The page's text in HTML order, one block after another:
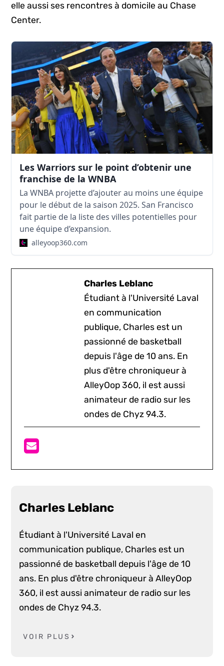
elle aussi ses rencontres à domicile au Chase
Center.
Les Warriors sur le point d’obtenir une
franchise de la WNBA
La WNBA projette d’ajouter au moins une équipe
pour le début de la saison 2025. San Francisco
fait partie de la liste des villes potentielles pour
une équipe d’expansion.
alleyoop360.com
Charles Leblanc
Étudiant à l'Université Laval
en communication
publique, Charles est un
passionné de basketball
depuis l'âge de 10 ans. En
plus d'être chroniqueur à
AlleyOop 360, il est aussi
animateur de radio sur les
ondes de Chyz 94.3.
Charles Leblanc
Étudiant à l'Université Laval en
communication publique, Charles est un
passionné de basketball depuis l'âge de 10
ans. En plus d'être chroniqueur à AlleyOop
360, il est aussi animateur de radio sur les
ondes de Chyz 94.3.
VOIR PLUS